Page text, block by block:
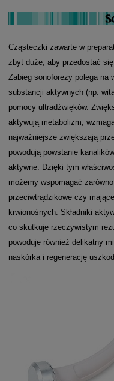
Cząsteczki zawarte w
zbyt duże, aby przedostać
Zabieg sonoforezy polega na
substancji aktywnych (np.
pomocy ultradźwięków.
aktywują metabolizm,
najważniejsze zwiększają
powodują powstanie
aktywne. Dzięki tym
możemy wspomagać
przeciwtrądzikowe czy
krwionośnych. Składniki
co skutkuje rzeczywistym
powoduje również delikatny
naskórka i regenerację